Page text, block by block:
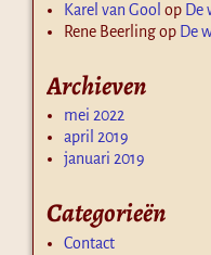
Karel van Gool op De
Rene Beerlingop De
Archieven
mei 2022
april 2019
januari 2019
Categorieën
Contact